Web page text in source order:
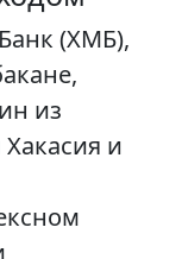
(ХМБ),
из
и